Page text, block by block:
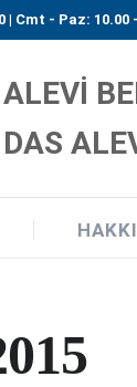
| Cmt - Paz: 10.00
ALEVİ
DAS